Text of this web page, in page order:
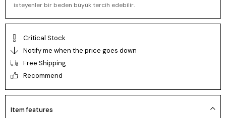
isteyenler bir beden büyük tercih edebilir.
Critical Stock
Notify me when the price goes down
Free Shipping
Recommend
Item features